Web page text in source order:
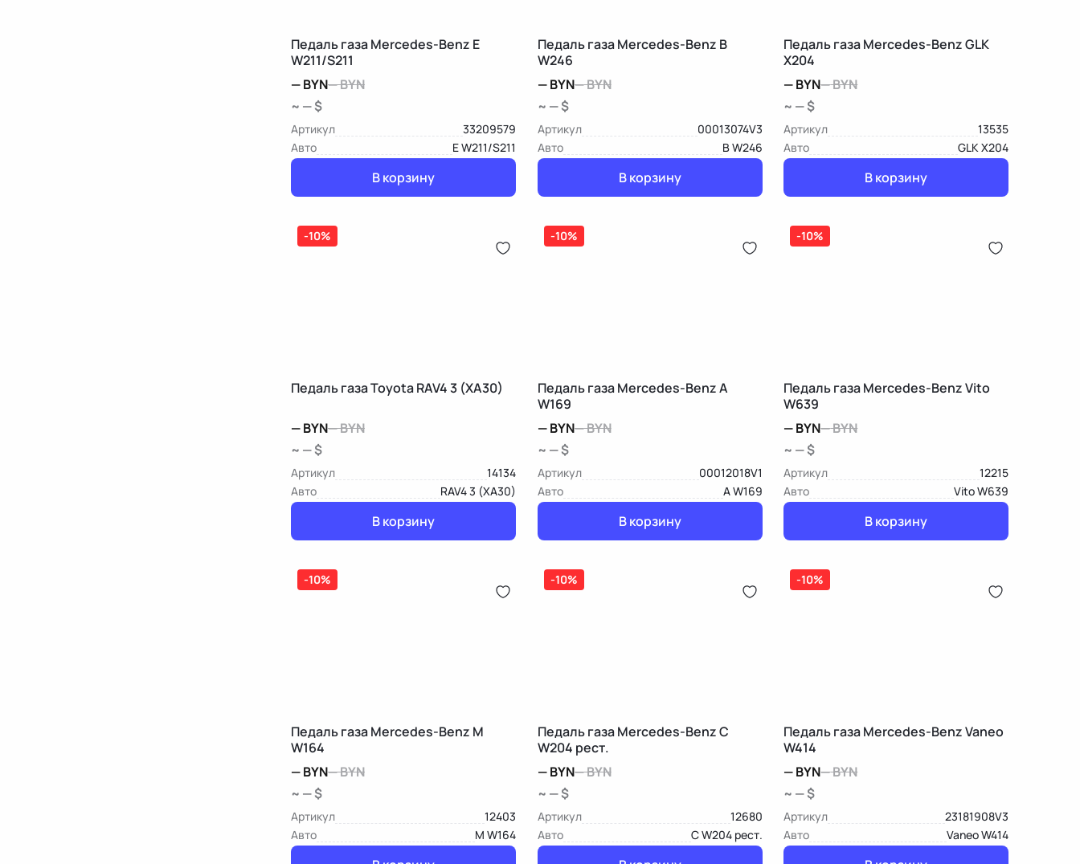
Педаль газа Mercedes-Benz E
W211/S211
—BYN—BYN
~ — $
Артикул
33209579
Авто
E W211/S211
В корзину
Педаль газа Mercedes-Benz B
W246
—BYN—BYN
~ — $
Артикул
00013074V3
Авто
B W246
В корзину
Педаль газа Mercedes-Benz GLK
X204
—BYN—BYN
~ — $
Артикул
13535
Авто
GLK X204
В корзину
-10%
Педаль газа Toyota RAV4 3 (XA30)
—BYN—BYN
~ — $
Артикул
14134
Авто
RAV4 3 (XA30)
В корзину
-10%
Педаль газа Mercedes-Benz A
W169
—BYN—BYN
~ — $
Артикул
00012018V1
Авто
A W169
В корзину
-10%
Педаль газа Mercedes-Benz Vito
W639
—BYN—BYN
~ — $
Артикул
12215
Авто
Vito W639
В корзину
-10%
Педаль газа Mercedes-Benz M
W164
—BYN—BYN
~ — $
Артикул
12403
Авто
M W164
-10%
Педаль газа Mercedes-Benz C
W204 рест.
—BYN—BYN
~ — $
Артикул
12680
Авто
C W204 рест.
-10%
Педаль газа Mercedes-Benz Vaneo
W414
—BYN—BYN
~ — $
Артикул
23181908V3
Авто
Vaneo W414